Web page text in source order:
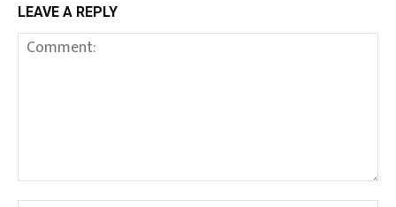
LEAVE A REPLY